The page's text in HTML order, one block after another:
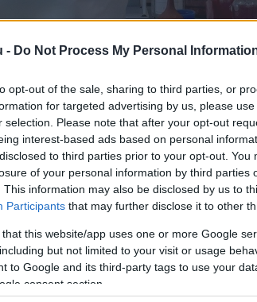
- Do Not Process My Personal
opt-out of the sale, sharing to third parties, or
for targeted advertising by us, please
selection. Please note that after your opt-out
interest-based ads based on personal
to third parties prior to your opt-out. You
of your personal information by third parties
This information may also be disclosed by us to
Participants that may further disclose it to other
that this website/app uses one or more Google
but not limited to your visit or usage
to Google and its third-party tags to use your
consent section.
eltitkolt
2perc
radikális csökkentése, a